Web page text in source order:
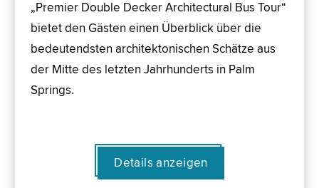
„Premier Double Decker Architectural Bus Tour“
bietet den Gästen einen Überblick über die
bedeutendsten architektonischen Schätze aus
der Mitte des letzten Jahrhunderts in Palm
Springs.
Details anzeigen